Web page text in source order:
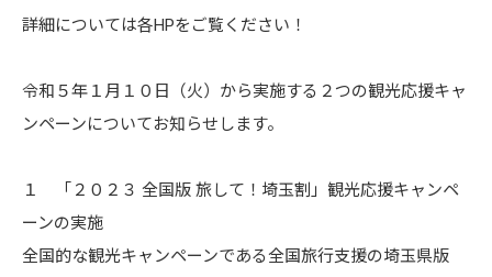
詳細については各HPをご覧ください！
令和５年１月１０日（火）から実施する２つの観光応援キャ
ンペーンについてお知らせします。
１ 「２０２３ 全国版 旅して！埼玉割」観光応援キャンペ
ーンの実施
全国的な観光キャンペーンである全国旅行支援の埼玉県版